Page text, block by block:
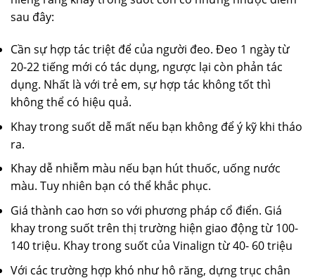
sau đây:
Cần sự hợp tác triệt để của người đeo. Đeo 1 ngày từ
20-22 tiếng mới có tác dụng, ngược lại còn phản tác
dụng. Nhất là với trẻ em, sự hợp tác không tốt thì
không thể có hiệu quả.
Khay trong suốt dễ mất nếu bạn không để ý kỹ khi tháo
ra.
Khay dễ nhiễm màu nếu bạn hút thuốc, uống nước
màu. Tuy nhiên bạn có thể khắc phục.
Giá thành cao hơn so với phương pháp cổ điển. Giá
khay trong suốt trên thị trường hiện giao động từ 100-
140 triệu. Khay trong suốt của Vinalign từ 40- 60 triệu
Với các trường hợp khó như hô răng, dựng trục chân